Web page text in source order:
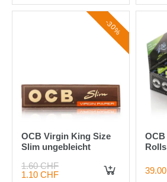
-30%
OCB Virgin King Size
Slim ungebleicht
1.60 CHF
1.10 CHF